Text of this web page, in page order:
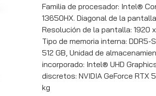
Familia de procesador: Intel®
13650HX. Diagonal de la
Resolución de la pantalla: 1920
Tipo de memoria interna:
512 GB, Unidad de
incorporado: Intel® UHD
discretos: NVIDIA GeForce RTX
kg